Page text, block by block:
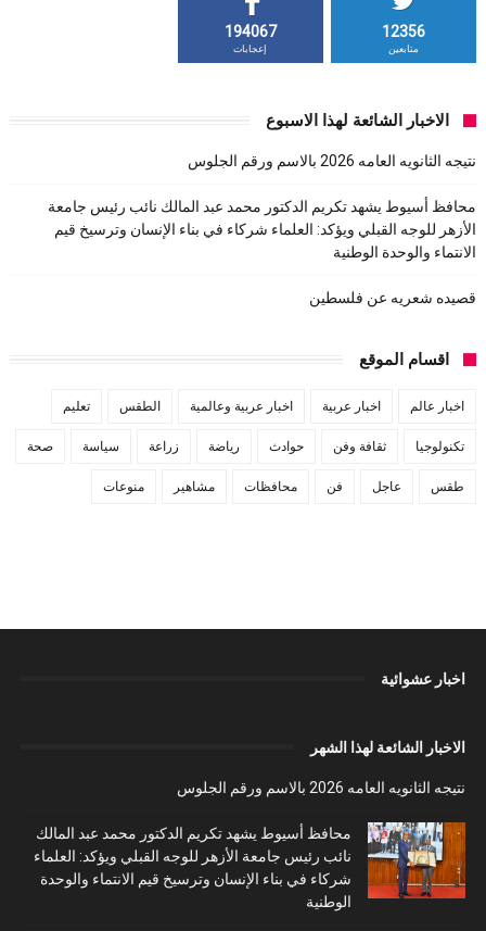
12356
متابعين
194067
إعجابات
الاخبار الشائعة لهذا الاسبوع
نتيجه الثانويه العامه 2026 بالاسم ورقم الجلوس
محافظ أسيوط يشهد تكريم الدكتور محمد عبد المالك نائب رئيس جامعة
الأزهر للوجه القبلي ويؤكد: العلماء شركاء في بناء الإنسان وترسيخ قيم
الانتماء والوحدة الوطنية
قصيده شعريه عن فلسطين
اقسام الموقع
اخبار عالم اخبار عربية اخبار عربية وعالمية الطقس تعليم
تكنولوجيا ثقافة وفن حوادث رياضة زراعة سياسة صحة
طقس عاجل فن محافظات مشاهير منوعات
اخبار عشوائية
الاخبار الشائعة لهذا الشهر
نتيجه الثانويه العامه 2026 بالاسم ورقم الجلوس
محافظ أسيوط يشهد تكريم الدكتور محمد عبد المالك
نائب رئيس جامعة الأزهر للوجه القبلي ويؤكد: العلماء
شركاء في بناء الإنسان وترسيخ قيم الانتماء والوحدة
الوطنية